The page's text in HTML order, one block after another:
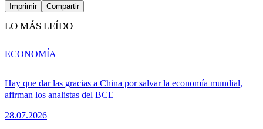
Imprimir Compartir
LO MÁS LEÍDO
Hay que dar las gracias a China por salvar la economía mundial,
afirman los analistas del BCE
28.07.2026
ECONOMÍA